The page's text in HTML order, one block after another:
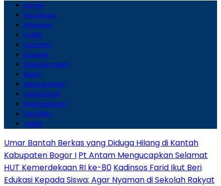
Home
Info Bogor
Nasional
Politik
Ekonomi
Lifestyle
Entertainment
Sport
Megapolitan
Jawa Barat
Internasional
Pers Rilis
Video
Umar Bantah Berkas yang Diduga Hilang di Kantah
Kabupaten Bogor I Pt Antam Mengucapkan Selamat
HUT Kemerdekaan RI ke-80 Kadinsos Farid Ikut Beri
Edukasi Kepada Siswa: Agar Nyaman di Sekolah Rakyat